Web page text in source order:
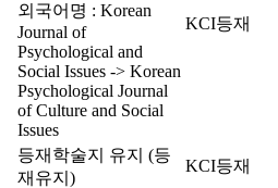
외국어명 : Korean
Journal of
Psychological and
Social Issues -> Korean
Psychological Journal
of Culture and Social
Issues
KCI등재
등재학술지 유지 (등
재유지)
KCI등재